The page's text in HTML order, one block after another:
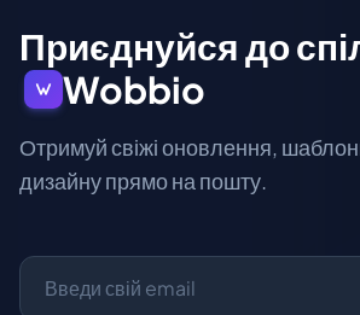
Приєднуйся до
Wobbio
Отримуй свіжі оновлення,
дизайну прямо на пошту.